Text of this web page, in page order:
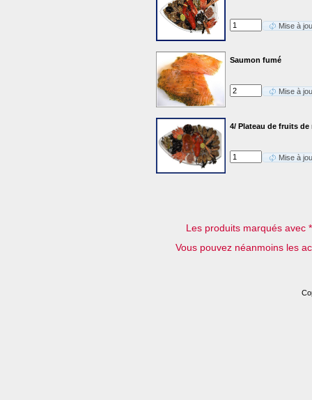
Mise à
Saumon fumé
Mise à
4/ Plateau de fruits de
Mise à
Les produits marqués avec
Vous pouvez néanmoins les